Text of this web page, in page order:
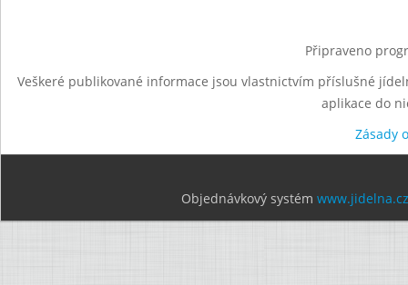
Připraveno
Veškeré publikované informace jsou vlastnictvím příslušné
aplikace do
Zásady
Objednávkový systém www.jidelna.cz